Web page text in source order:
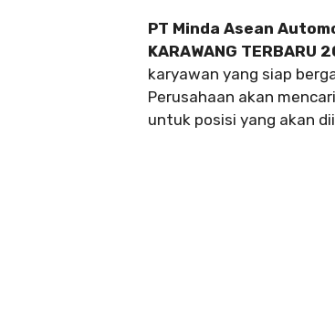
PT Minda Asean
KARAWANG TERBARU
karyawan yang siap
Perusahaan akan
untuk posisi yang akan